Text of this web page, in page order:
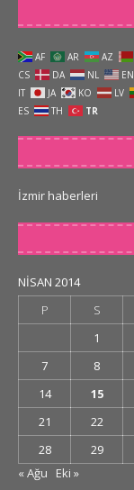
AF AR AZ
CS
DA NL EN
IT
JA KO LV
ES
TH TR
İzmir haberleri
NISAN 2014
P
S
1
7
8
14
15
21
22
28
29
« Ağu
Eki »